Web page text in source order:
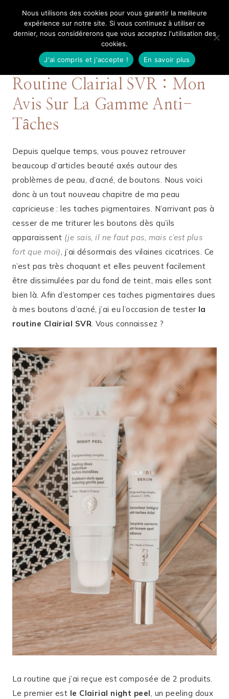
contenuMangue Poudrée
16 NOVEMBRE 2019 SOINS
Routine Clairial SVR : Mon
Avis Sur La Gamme Anti-
Tâches
Depuis quelque temps, vous pouvez retrouver
beaucoup d’articles beauté axés autour des
problèmes de peau, d’acné, de boutons. Nous voici
donc à un tout nouveau chapitre de ma peau
capricieuse : les taches pigmentaires. N’arrivant pas à
cesser de me triturer les boutons dès qu’ils
apparaissent (je sais, il ne faut pas, mais c’est plus
fort que moi), j’ai désormais des vilaines cicatrices. Ce
n’est pas très choquant et elles peuvent facilement
être dissimulées par du fond de teint, mais elles sont
bien là. Afin d’estomper ces taches pigmentaires dues
à mes boutons d’acné, j’ai eu l’occasion de tester la
routine Clairial SVR. Vous connaissez ?
La routine que j’ai reçue est composée de 2 produits.
Le premier est le Clairial night peel, un peeling doux
Nous utilisons des cookies pour vous garantir la meilleure
expérience sur notre site. Si vous continuez à utiliser ce
dernier, nous considérerons que vous acceptez l'utilisation des
cookies.
J'ai compris et j'accepte !
En savoir plus